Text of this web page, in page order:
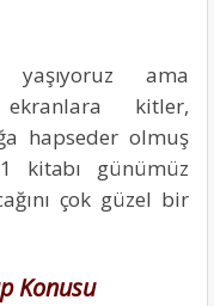
ama
kitler,
hapseder olmuş
kitabı günümüz
çok güzel bir
Konusu